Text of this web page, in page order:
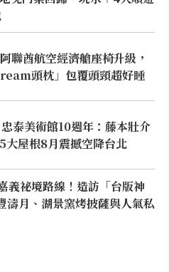
聯酋航空經濟艙座椅升級，
頭枕」包覆頭頸超好睡
泰美術館10週年：藤本壯介
大屋根8月震撼空降台北
義祕境路線！造訪「台版神
濤月、湖景窯烤披薩與人氣私